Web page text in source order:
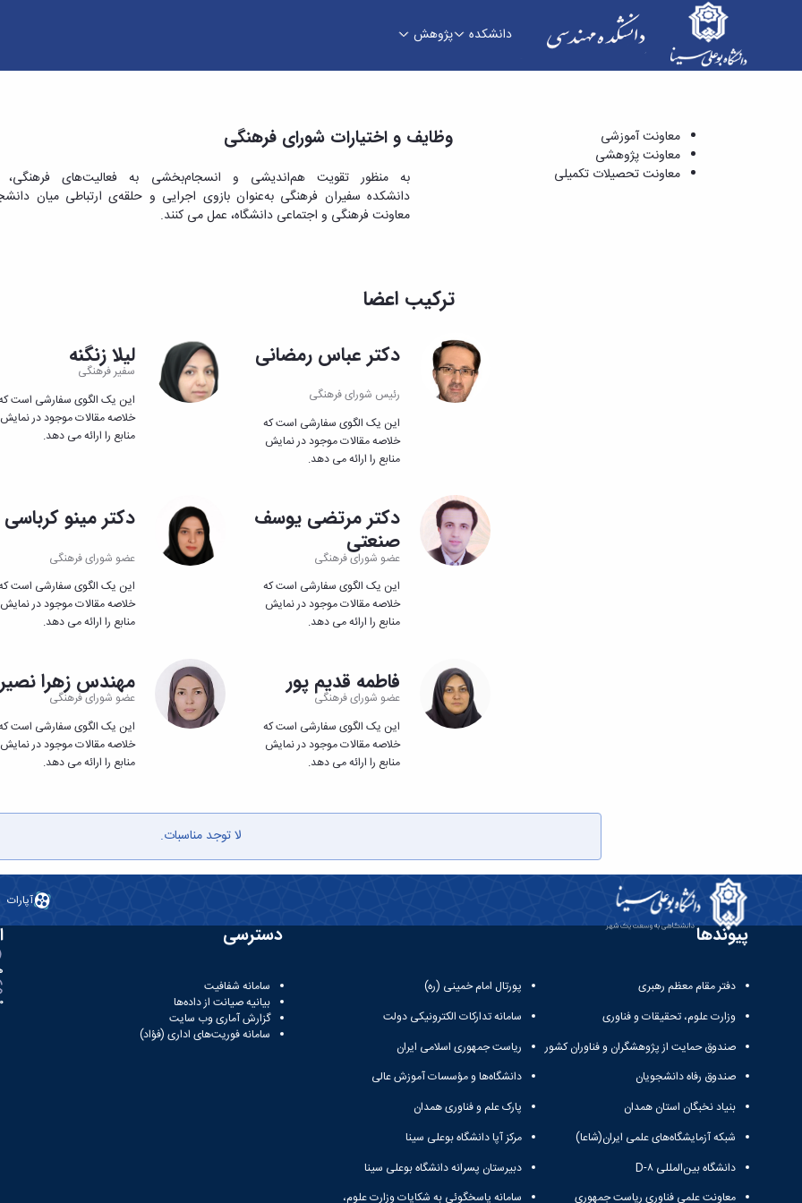
دانشکده پژوهش
شورای فرهنگی دانشکده - دانشکده فنی و مهندسی
معاونت آموزشی
معاونت پژوهشی
معاونت تحصیلات تکمیلی
وظایف و اختیارات شورای فرهنگی
به منظور تقویت هم‌اندیشی و انسجام‌بخشی به فعالیت‌های
دانشکده سفیران فرهنگی به‌عنوان بازوی اجرایی و حلقه‌ی ارتباطی میان
معاونت فرهنگی و اجتماعی دانشگاه، عمل می کنند.
ترکیب اعضا
دکتر عباس رمضانی
رئیس شورای فرهنگی
این یک الگوی سفارشی است که
خلاصه مقالات موجود در نمایش
منابع را ارائه می دهد.
لیلا زنگنه
سفیر فرهنگی
این یک الگوی سفارشی است
خلاصه مقالات موجود در نمایش
منابع را ارائه می دهد.
دکتر مرتضی یوسف
صنعتی
عضو شورای فرهنگی
این یک الگوی سفارشی است که
خلاصه مقالات موجود در نمایش
منابع را ارائه می دهد.
دکتر مینو
عضو شورای فرهنگی
این یک الگوی سفارشی است
خلاصه مقالات موجود در نمایش
منابع را ارائه می دهد.
فاطمه قدیم پور
عضو شورای فرهنگی
این یک الگوی سفارشی است که
خلاصه مقالات موجود در نمایش
منابع را ارائه می دهد.
مهندس زهرا
عضو شورای فرهنگی
این یک الگوی سفارشی است
خلاصه مقالات موجود در نمایش
منابع را ارائه می دهد.
لا توجد مناسبات.
آپارات
پیوندها
دفتر مقام معظم رهبری
وزارت علوم، تحقیقات و فناوری
صندوق حمایت از پژوهشگران و فناوران کشور
صندوق رفاه دانشجویان
بنیاد نخبگان استان همدان
شبکه آزمایشگاه‌های علمی ایران(شاعا)
دانشگاه بین‌المللی D-۸
معاونت علمی فناوری ریاست جمهوری
پورتال امام خمینی (ره)
سامانه تدارکات الکترونیکی دولت
ریاست جمهوری اسلامی ایران
دانشگاه‌ها و مؤسسات آموزش عالی
پارک علم و فناوری همدان
مرکز آپا دانشگاه بوعلی سینا
دبیرستان پسرانه دانشگاه بوعلی سینا
سامانه پاسخگوئی به شکایات وزارت علوم،
دسترسی
سامانه شفافیت
بیانیه صیانت از داده‌ها
گزارش آماری وب‌ سایت
سامانه فوریت‌های اداری (فؤاد)